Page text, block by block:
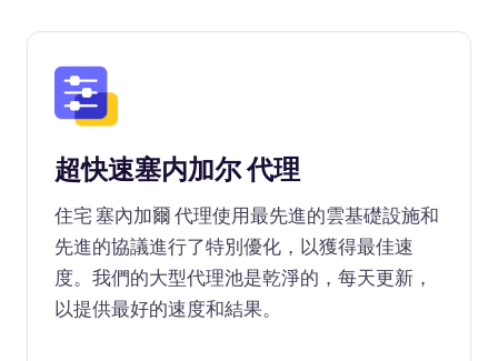
超快速塞内加尔 代理
住宅 塞內加爾 代理使用最先進的雲基礎設施和
先進的協議進行了特別優化，以獲得最佳速
度。我們的大型代理池是乾淨的，每天更新，
以提供最好的速度和結果。